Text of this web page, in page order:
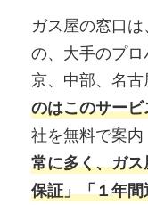
ガス屋の窓口は、
の、大手のプ
京、中部、名古
のはこのサー
社を無料で案内
常に多く、ガ
保証」「１年